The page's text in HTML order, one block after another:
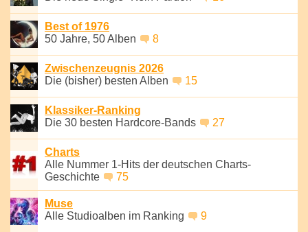
Best of 1976
50 Jahre, 50 Alben
8
Zwischenzeugnis 2026
Die (bisher) besten Alben
15
Klassiker-Ranking
Die 30 besten Hardcore-Bands
27
Charts
Alle Nummer 1-Hits der deutschen Charts-
Geschichte
75
Muse
Alle Studioalben im Ranking
9